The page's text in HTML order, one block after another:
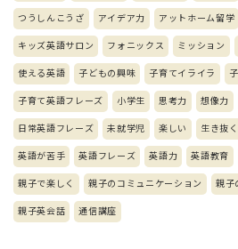
つうしんこうざ アイデア力 アットホーム留学
キッズ英語サロン フォニックス ミッション
使える英語 子どもの興味 子育てイライラ
子育て英語フレーズ 小学生 思考力 想像力
日常英語フレーズ 未就学児 楽しい 生き抜
英語が苦手 英語フレーズ 英語力 英語教育
親子で楽しく 親子のコミュニケーション 親子
親子英会話 通信講座